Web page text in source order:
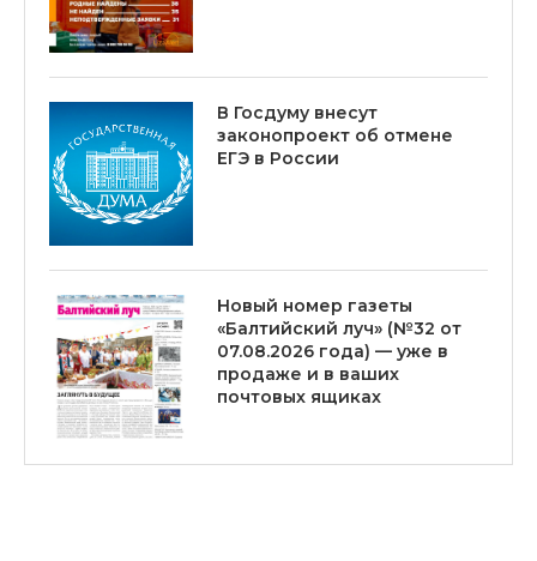
В Госдуму внесут
законопроект об отмене
ЕГЭ в России
Новый номер газеты
«Балтийский луч» (№32 от
07.08.2026 года) — уже в
продаже и в ваших
почтовых ящиках